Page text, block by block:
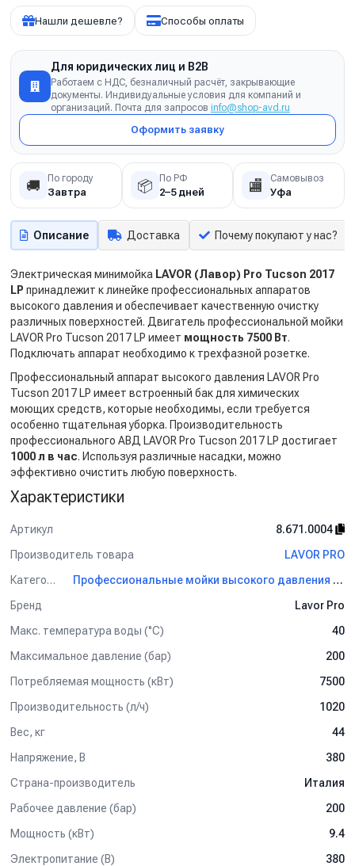
Нашли дешевле? Способы оплаты
Для юридических лиц и B2B
Работаем с НДС, безналичный расчёт, закрывающие
документы. Индивидуальные условия для компаний и
организаций. Почта для запросов info@shop-avd.ru
Оформить заявку
🚚 По городу
Завтра 📦 По РФ
2–5 дней 🏬 Самовывоз
Уфа
Описание Доставка Почему покупают у нас?
Электрическая минимойка LAVOR (Лавор) Pro Tucson 2017
LP принадлежит к линейке профессиональных аппаратов
высокого давления и обеспечивает качественную очистку
различных поверхностей. Двигатель профессиональной мойки
LAVOR Pro Tucson 2017 LP имеет мощность 7500 Вт.
Подключать аппарат необходимо к трехфазной розетке.
Профессиональный аппарат высокого давления LAVOR Pro
Tucson 2017 LP имеет встроенный бак для химических
моющих средств, которые необходимы, если требуется
особенно тщательная уборка. Производительность
профессионального АВД LAVOR Pro Tucson 2017 LP достигает
1000 л в час. Используя различные насадки, можно
эффективно очистить любую поверхность.
Характеристики
Артикул
8.671.0004
Производитель товара
LAVOR PRO
Категория
Профессиональные мойки высокого давления LAVOR PRO
Бренд
Lavor Pro
Макс. температура воды (°C)
40
Максимальное давление (бар)
200
Потребляемая мощность (кВт)
7500
Производительность (л/ч)
1020
Вес, кг
44
Напряжение, В
380
Страна-производитель
Италия
Рабочее давление (бар)
200
Мощность (кВт)
9.4
Электропитание (В)
380